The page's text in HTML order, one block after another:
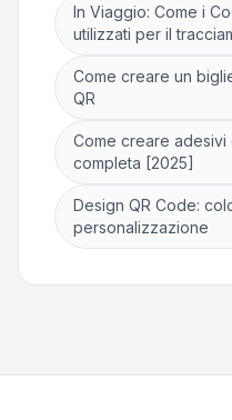
In Viaggio: Come i
utilizzati per il
Come creare un
QR
Come creare adesivi
completa [2025]
Design QR Code:
personalizzazione